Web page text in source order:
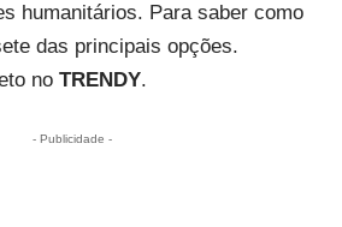
humanitários. Para saber como
das principais opções.
no TRENDY.
- Publicidade -